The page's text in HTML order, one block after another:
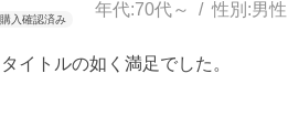
年代:70代～ 性別:男性
タイトルの如く満足でした。